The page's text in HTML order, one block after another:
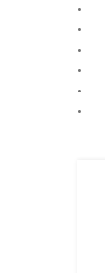
•
•
•
•
•
•